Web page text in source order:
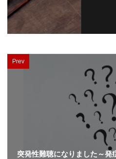
Prev
突発性難聴になりました～発